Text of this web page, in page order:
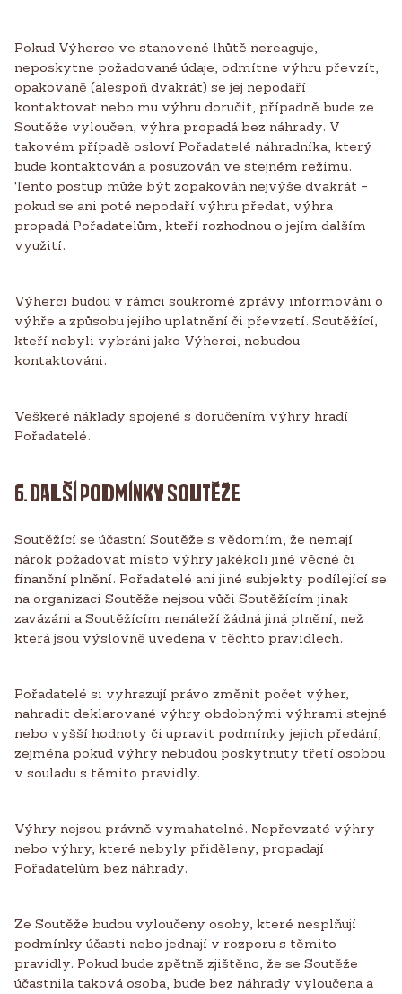
Pokud Výherce ve stanovené lhůtě nereaguje,
neposkytne požadované údaje, odmítne výhru převzít,
opakovaně (alespoň dvakrát) se jej nepodaří
kontaktovat nebo mu výhru doručit, případně bude ze
Soutěže vyloučen, výhra propadá bez náhrady. V
takovém případě osloví Pořadatelé náhradníka, který
bude kontaktován a posuzován ve stejném režimu.
Tento postup může být zopakován nejvýše dvakrát –
pokud se ani poté nepodaří výhru předat, výhra
propadá Pořadatelům, kteří rozhodnou o jejím dalším
využití.
Výherci budou v rámci soukromé zprávy informováni o
výhře a způsobu jejího uplatnění či převzetí. Soutěžící,
kteří nebyli vybráni jako Výherci, nebudou
kontaktováni.
Veškeré náklady spojené s doručením výhry hradí
Pořadatelé.
6. DALŠÍ PODMÍNKY SOUTĚŽE
Soutěžící se účastní Soutěže s vědomím, že nemají
nárok požadovat místo výhry jakékoli jiné věcné či
finanční plnění. Pořadatelé ani jiné subjekty podílející se
na organizaci Soutěže nejsou vůči Soutěžícím jinak
zavázáni a Soutěžícím nenáleží žádná jiná plnění, než
která jsou výslovně uvedena v těchto pravidlech.
Pořadatelé si vyhrazují právo změnit počet výher,
nahradit deklarované výhry obdobnými výhrami stejné
nebo vyšší hodnoty či upravit podmínky jejich předání,
zejména pokud výhry nebudou poskytnuty třetí osobou
v souladu s těmito pravidly.
Výhry nejsou právně vymahatelné. Nepřevzaté výhry
nebo výhry, které nebyly přiděleny, propadají
Pořadatelům bez náhrady.
Ze Soutěže budou vyloučeny osoby, které nesplňují
podmínky účasti nebo jednají v rozporu s těmito
pravidly. Pokud bude zpětně zjištěno, že se Soutěže
účastnila taková osoba, bude bez náhrady vyloučena a